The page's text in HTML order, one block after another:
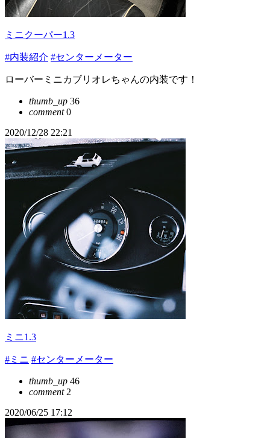
ミニクーパー1.3
#内装紹介 #センターメーター
ローバーミニカブリオレちゃんの内装です！
thumb_up 36
comment0
2020/12/28 22:21
ミニ1.3
#ミニ #センターメーター
thumb_up 46
comment2
2020/06/25 17:12